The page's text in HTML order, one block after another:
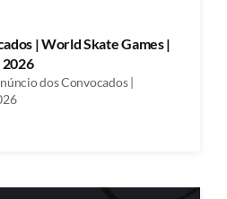
| World Skate Games |
2026
dos Convocados |